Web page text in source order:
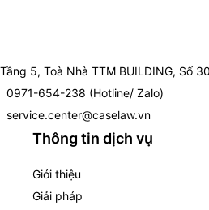
Tầng 5, Toà Nhà TTM BUILDING, Số
0971-654-238 (Hotline/ Zalo)
service.center@caselaw.vn
Thông tin dịch vụ
Giới thiệu
Giải pháp